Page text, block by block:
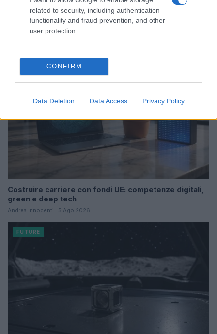
related to security, including authentication
functionality and fraud prevention, and other
user protection.
CONFIRM
Data Deletion Data Access Privacy Policy
Disarmo di Hamas e ritiro da Gaza: le tensioni tra
Israele e Trump
Edoardo Marchesi · 7 Ago 2026
Costruire carriere con fondi UE: competenze digitali,
green e deep tech
Andrea Innocenti · 5 Ago 2026
FUTURE